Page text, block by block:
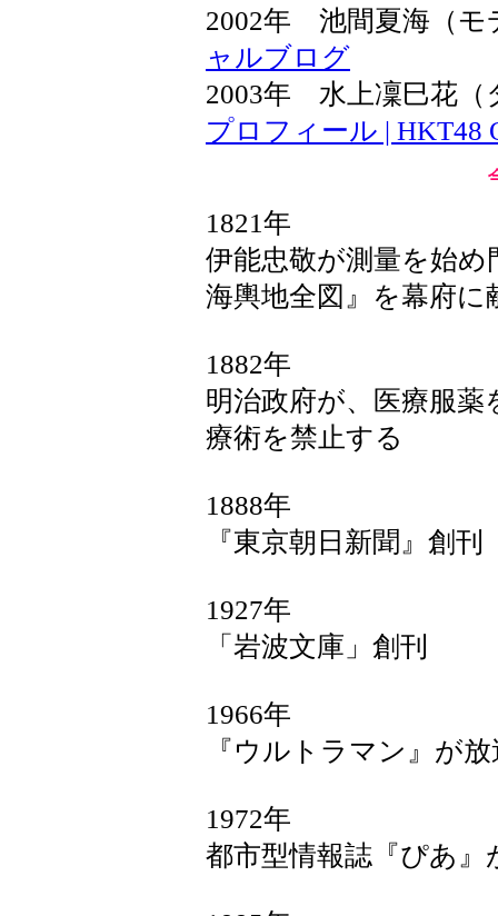
2002年 池間夏海
ャルブログ
2003年 水上凜巳花
プロフィール | HKT48
1821年
伊能忠敬が測量を始
海輿地全図』を幕府に
1882年
明治政府が、医療服
療術を禁止する
1888年
『東京朝日新聞』創刊
1927年
「岩波文庫」創刊
1966年
『ウルトラマン』が
1972年
都市型情報誌『ぴあ』